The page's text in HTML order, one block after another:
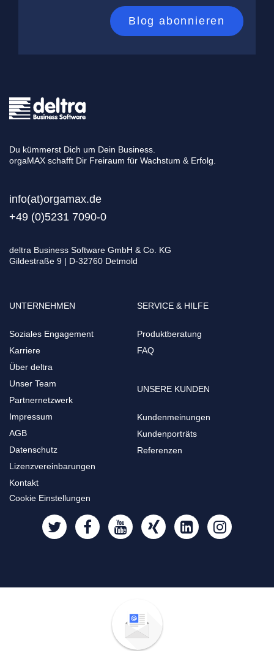
Du kümmerst Dich um Dein Business.
orgaMAX schafft Dir Freiraum für Wachstum & Erfolg.
info(at)orgamax.de
+49 (0)5231 7090-0
deltra Business Software GmbH & Co. KG
Gildestraße 9 | D-32760 Detmold
UNTERNEHMEN
Soziales Engagement
Karriere
Über deltra
Unser Team
Partnernetzwerk
Impressum
AGB
Datenschutz
Lizenzvereinbarungen
Kontakt
SERVICE & HILFE
Produktberatung
FAQ
UNSERE KUNDEN
Kundenmeinungen
Kundenporträts
Referenzen
Cookie Einstellungen